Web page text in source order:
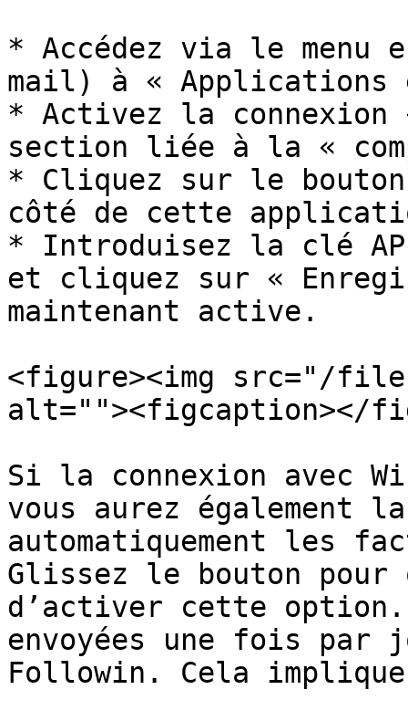
* Accédez via le menu
mail) à « Applications
* Activez la connexion
section liée à la «
* Cliquez sur le
côté de cette
* Introduisez la clé
et cliquez sur «
maintenant active.
<figure><img src="/
alt=""><figcaption></
Si la connexion avec
vous aurez également
automatiquement les
Glissez le bouton
d’activer cette
envoyées une fois
Followin. Cela